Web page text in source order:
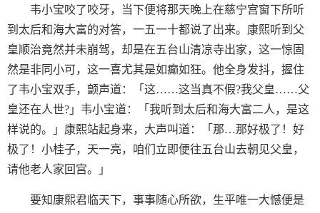
韦小宝咬了咬牙，当下便将那天晚上在慈宁宫窗下所听
到太后和海大富的对答，一五一十都说了出来。康熙听到父
皇顺治竟然并未崩驾，却是在五台山清凉寺出家，这一惊固
然是非同小可，这一喜尤其是如癫如狂。他全身发抖，握住
了韦小宝双手，颤声道：「这……这当真不假?我父皇……父
皇还在人世?」韦小宝道：「我听到太后和海大富二人，是这
样说的。」康熙站起身来，大声叫道：「那…那好极了！好
极了！小桂子，天一亮，咱们立即便往五台山去朝见父皇，
请他老人家回宫。」
要知康熙君临天下，事事随心所欲，生平唯一大憾便是